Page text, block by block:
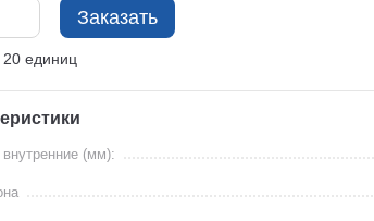
Заказать
20 единиц
(мм):